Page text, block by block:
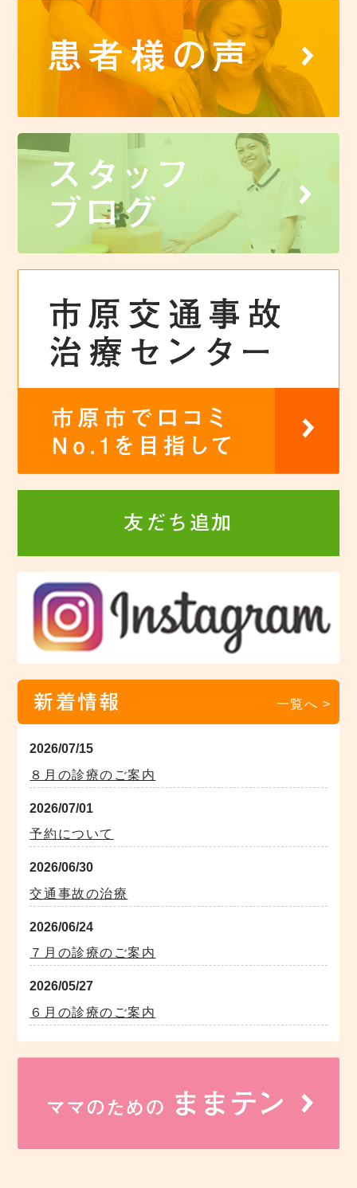
友だち追加
新着情報 一覧へ >
2026/07/15
８月の診療のご案内
2026/07/01
予約について
2026/06/30
交通事故の治療
2026/06/24
７月の診療のご案内
2026/05/27
６月の診療のご案内